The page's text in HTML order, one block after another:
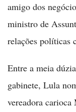
amigo dos
ministro de
relações políticas
Entre a meia
gabinete, Lula
vereadora